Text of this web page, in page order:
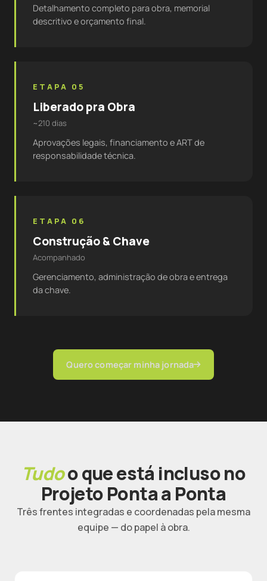
Detalhamento completo para obra, memorial
descritivo e orçamento final.
ETAPA 05
Liberado pra Obra
~210 dias
Aprovações legais, financiamento e ART de
responsabilidade técnica.
ETAPA 06
Construção & Chave
Acompanhado
Gerenciamento, administração de obra e entrega
da chave.
Quero começar minha jornada
Tudoo que está incluso no
Projeto Ponta a Ponta
Três frentes integradas e coordenadas pela mesma
equipe — do papel à obra.